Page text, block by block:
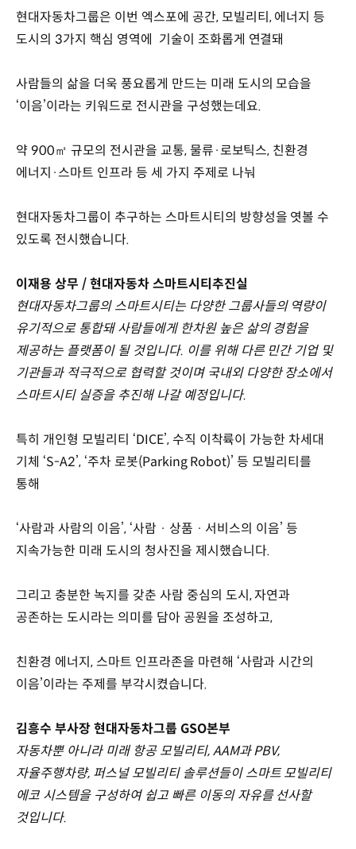
현대자동차그룹은 이번 엑스포에 공간, 모빌리티, 에너지 등
도시의 3가지 핵심 영역에 기술이 조화롭게 연결돼
사람들의 삶을 더욱 풍요롭게 만드는 미래 도시의 모습을
‘이음’이라는 키워드로 전시관을 구성했는데요.
약 900㎡ 규모의 전시관을 교통, 물류·로보틱스, 친환경
에너지·스마트 인프라 등 세 가지 주제로 나눠
현대자동차그룹이 추구하는 스마트시티의 방향성을 엿볼 수
있도록 전시했습니다.
이재용 상무 / 현대자동차 스마트시티추진실
현대자동차그룹의 스마트시티는 다양한 그룹사들의 역량이
유기적으로 통합돼 사람들에게 한차원 높은 삶의 경험을
제공하는 플랫폼이 될 것입니다. 이를 위해 다른 민간 기업 및
기관들과 적극적으로 협력할 것이며 국내외 다양한 장소에서
스마트시티 실증을 추진해 나갈 예정입니다.
특히 개인형 모빌리티 ‘DICE’, 수직 이착륙이 가능한 차세대
기체 ‘S-A2’, ‘주차 로봇(Parking Robot)’ 등 모빌리티를
통해
‘사람과 사람의 이음’, ‘사람 · 상품 · 서비스의 이음’ 등
지속가능한 미래 도시의 청사진을 제시했습니다.
그리고 충분한 녹지를 갖춘 사람 중심의 도시, 자연과
공존하는 도시라는 의미를 담아 공원을 조성하고,
친환경 에너지, 스마트 인프라존을 마련해 ‘사람과 시간의
이음’이라는 주제를 부각시켰습니다.
김흥수 부사장 현대자동차그룹 GSO본부
자동차뿐 아니라 미래 항공 모빌리티, AAM과 PBV,
자율주행차량, 퍼스널 모빌리티 솔루션들이 스마트 모빌리티
에코 시스템을 구성하여 쉽고 빠른 이동의 자유를 선사할
것입니다.